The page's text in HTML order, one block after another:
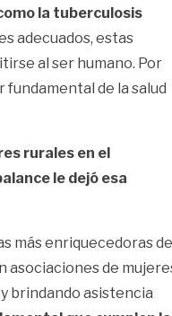
la tuberculosis
adecuados, estas
al ser humano. Por
fundamental de la salud
rurales en el
le dejó esa
más enriquecedoras de
asociaciones de
brindando asistencia